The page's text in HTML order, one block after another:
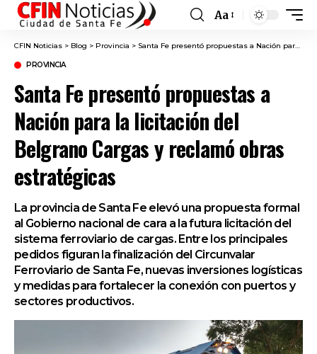
Font
Aa
CFIN Noticias > Blog > Provincia > Santa Fe presentó propuestas a Nación para la licitación del Belgrano Cargas y reclamó obras estratégicas
PROVINCIA
Santa Fe presentó propuestas a
Nación para la licitación del
Belgrano Cargas y reclamó obras
estratégicas
La provincia de Santa Fe elevó una propuesta formal
al Gobierno nacional de cara a la futura licitación del
sistema ferroviario de cargas. Entre los principales
pedidos figuran la finalización del Circunvalar
Ferroviario de Santa Fe, nuevas inversiones logísticas
y medidas para fortalecer la conexión con puertos y
sectores productivos.